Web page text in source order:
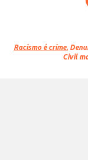
Racismo é crime.
Civil